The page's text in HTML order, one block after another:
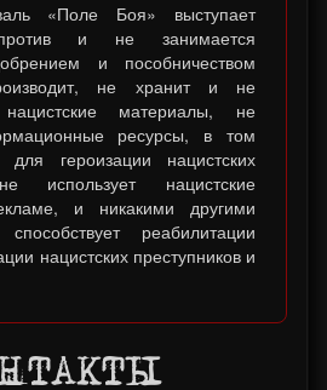
«Поле Боя» выступает
против и не занимается
и пособничеством
не хранит и не
нацистские материалы, не
ресурсы, в том
героизации нацистских
использует нацистские
и никакими другими
реабилитации
нацистских преступников и